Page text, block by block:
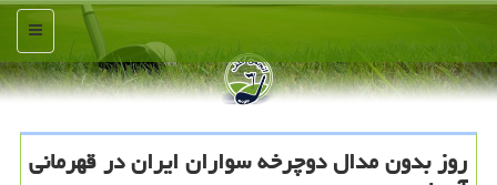
منو
روز بدون مدال دوچرخه سواران ایران در قهرمانی